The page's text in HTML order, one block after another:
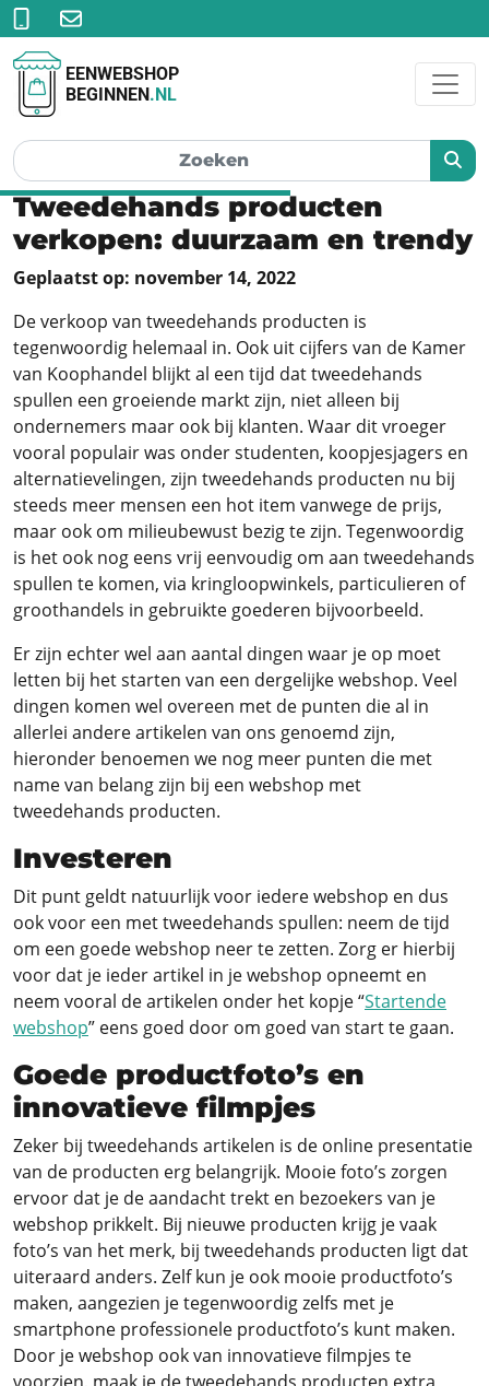
EENWEBSHOP
BEGINNEN.NL
Tweedehands producten
verkopen: duurzaam en trendy
Geplaatst op: november 14, 2022
De verkoop van tweedehands producten is
tegenwoordig helemaal in. Ook uit cijfers van de Kamer
van Koophandel blijkt al een tijd dat tweedehands
spullen een groeiende markt zijn, niet alleen bij
ondernemers maar ook bij klanten. Waar dit vroeger
vooral populair was onder studenten, koopjesjagers en
alternatievelingen, zijn tweedehands producten nu bij
steeds meer mensen een hot item vanwege de prijs,
maar ook om milieubewust bezig te zijn. Tegenwoordig
is het ook nog eens vrij eenvoudig om aan tweedehands
spullen te komen, via kringloopwinkels, particulieren of
groothandels in gebruikte goederen bijvoorbeeld.
Er zijn echter wel aan aantal dingen waar je op moet
letten bij het starten van een dergelijke webshop. Veel
dingen komen wel overeen met de punten die al in
allerlei andere artikelen van ons genoemd zijn,
hieronder benoemen we nog meer punten die met
name van belang zijn bij een webshop met
tweedehands producten.
Investeren
Dit punt geldt natuurlijk voor iedere webshop en dus
ook voor een met tweedehands spullen: neem de tijd
om een goede webshop neer te zetten. Zorg er hierbij
voor dat je ieder artikel in je webshop opneemt en
neem vooral de artikelen onder het kopje “Startende
webshop” eens goed door om goed van start te gaan.
Goede productfoto’s en
innovatieve filmpjes
Zeker bij tweedehands artikelen is de online presentatie
van de producten erg belangrijk. Mooie foto’s zorgen
ervoor dat je de aandacht trekt en bezoekers van je
webshop prikkelt. Bij nieuwe producten krijg je vaak
foto’s van het merk, bij tweedehands producten ligt dat
uiteraard anders. Zelf kun je ook mooie productfoto’s
maken, aangezien je tegenwoordig zelfs met je
smartphone professionele productfoto’s kunt maken.
Door je webshop ook van innovatieve filmpjes te